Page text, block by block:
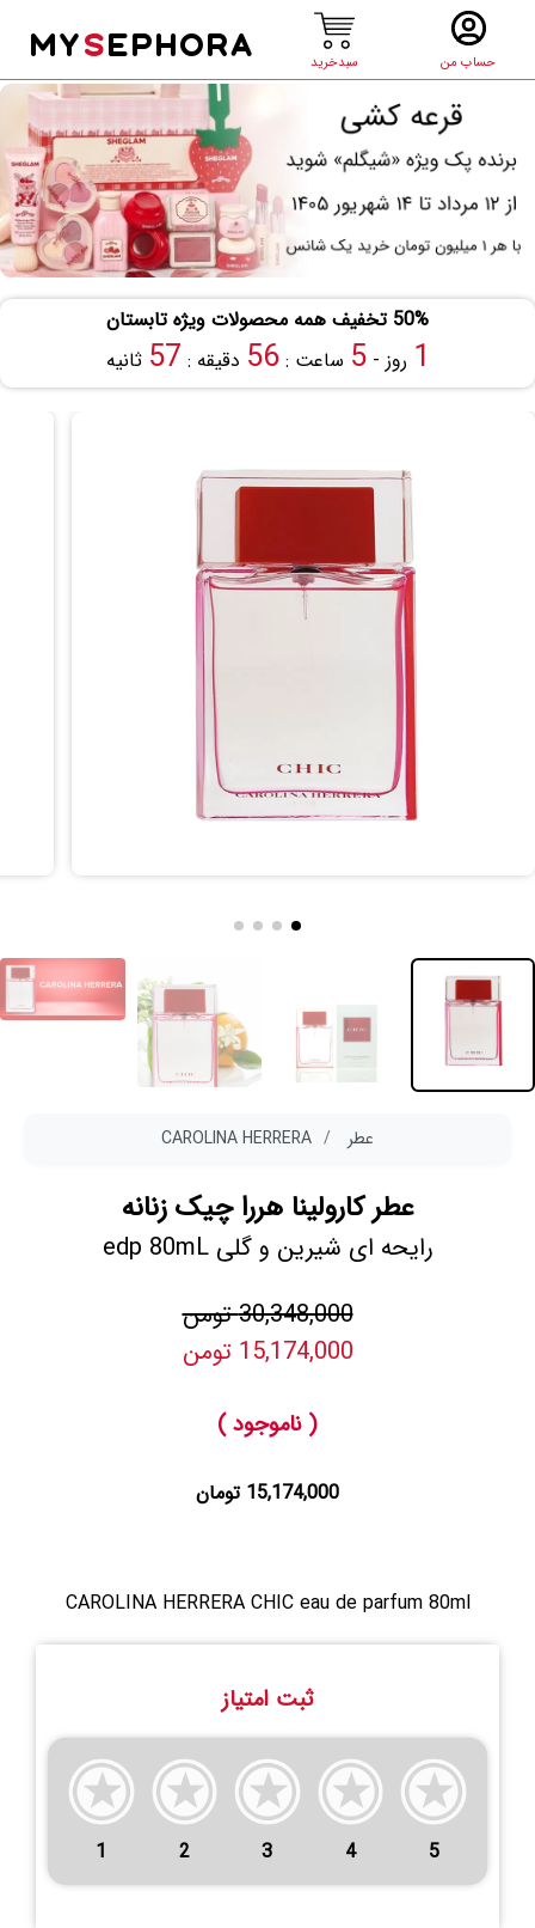
حساب من سبدخرید
MYSEPHORA
50% تخفیف همه محصولات ویژه تابستان
1 روز -5 ساعت :56 دقیقه : 57 ثانیه
عطر CAROLINA HERRERA
عطر کارولینا هررا چیک زنانه
رایحه ای شیرین و گلی edp 80mL
30,348,000 تومن
15,174,000 تومن
( ناموجود )
15,174,000 تومان
CAROLINA HERRERA CHIC eau de parfum 80ml
ثبت امتیاز
1 2 3 4 5